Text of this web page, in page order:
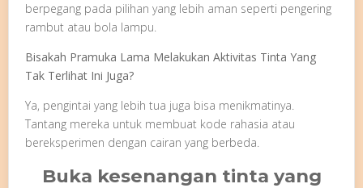
berpegang pada pilihan yang lebih aman seperti pengering
rambut atau bola lampu.
Bisakah Pramuka Lama Melakukan Aktivitas Tinta Yang
Tak Terlihat Ini Juga?
Ya, pengintai yang lebih tua juga bisa menikmatinya.
Tantang mereka untuk membuat kode rahasia atau
bereksperimen dengan cairan yang berbeda.
Buka kesenangan tinta yang